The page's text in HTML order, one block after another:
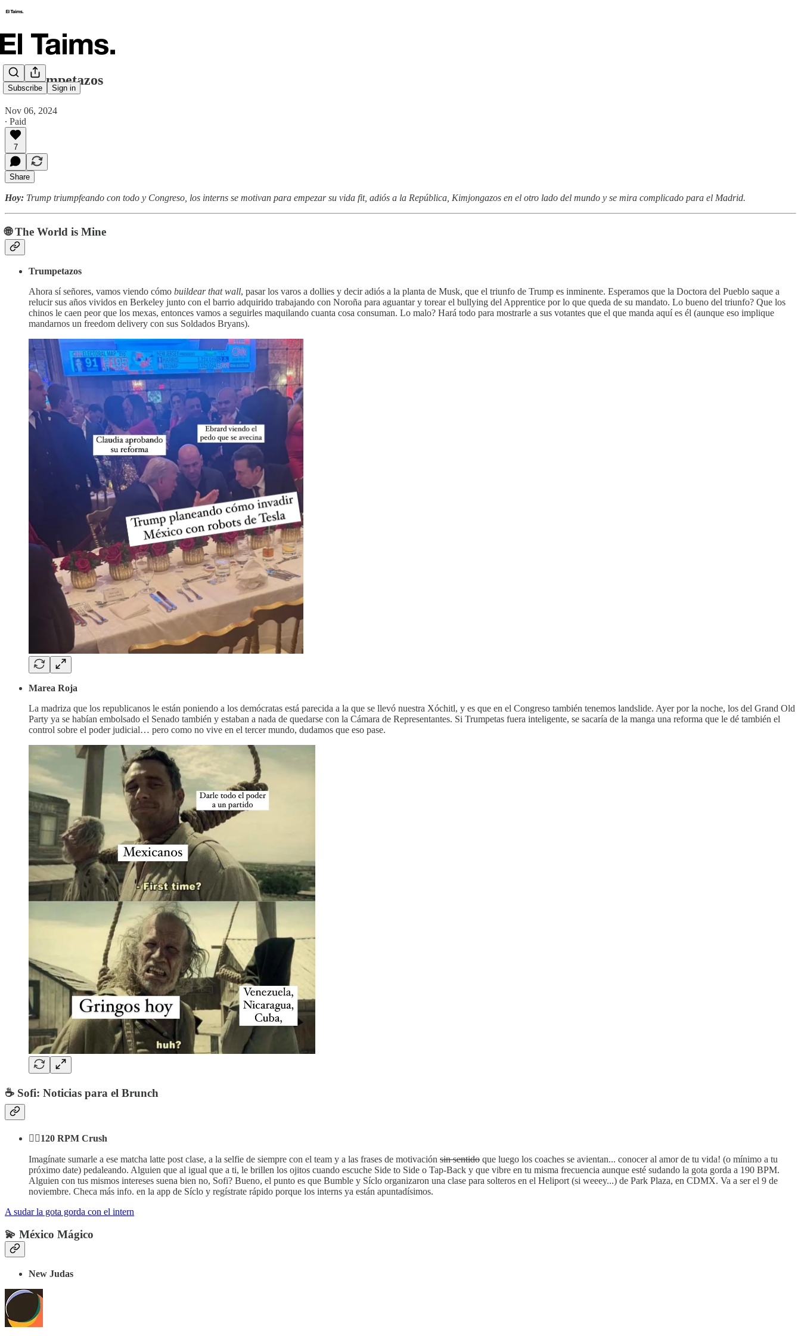
Subscribe Sign in
🗞️ Trumpetazos
Nov 06, 2024
∙ Paid
7
Share
Hoy: Trump triumpfeando con todo y Congreso, los interns se motivan para empezar su vida fit, adiós a la República, Kimjongazos en el otro lado del mundo y se mira complicado para el Madrid.
🌐 The World is Mine
Trumpetazos
Ahora sí señores, vamos viendo cómo buildear that wall, pasar los varos a dollies y decir adiós a la planta de Musk, que el triunfo de Trump es inminente. Esperamos que la Doctora del Pueblo saque a
relucir sus años vividos en Berkeley junto con el barrio adquirido trabajando con Noroña para aguantar y torear el bullying del Apprentice por lo que queda de su mandato. Lo bueno del triunfo? Que los
chinos le caen peor que los mexas, entonces vamos a seguirles maquilando cuanta cosa consuman. Lo malo? Hará todo para mostrarle a sus votantes que el que manda aquí es él (aunque eso implique
mandarnos un freedom delivery con sus Soldados Bryans).
Marea Roja
La madriza que los republicanos le están poniendo a los demócratas está parecida a la que se llevó nuestra Xóchitl, y es que en el Congreso también tenemos landslide. Ayer por la noche, los del Grand Old
Party ya se habían embolsado el Senado también y estaban a nada de quedarse con la Cámara de Representantes. Si Trumpetas fuera inteligente, se sacaría de la manga una reforma que le dé también el
control sobre el poder judicial… pero como no vive en el tercer mundo, dudamos que eso pase.
☕ Sofi: Noticias para el Brunch
🚴‍♀️120 RPM Crush
Imagínate sumarle a ese matcha latte post clase, a la selfie de siempre con el team y a las frases de motivación sin sentido que luego los coaches se avientan... conocer al amor de tu vida! (o mínimo a tu
próximo date) pedaleando. Alguien que al igual que a ti, le brillen los ojitos cuando escuche Side to Side o Tap-Back y que vibre en tu misma frecuencia aunque esté sudando la gota gorda a 190 BPM.
Alguien con tus mismos intereses suena bien no, Sofi? Bueno, el punto es que Bumble y Síclo organizaron una clase para solteros en el Heliport (si weeey...) de Park Plaza, en CDMX. Va a ser el 9 de
noviembre. Checa más info. en la app de Síclo y regístrate rápido porque los interns ya están apuntadísimos.
A sudar la gota gorda con el intern
💫 México Mágico
New Judas